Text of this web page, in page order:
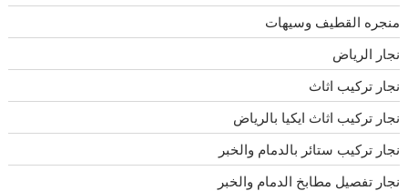
منجره القطيف وسيهات
نجار الرياض
نجار تركيب اثاث
نجار تركيب اثاث ايكيا بالرياض
نجار تركيب ستائر بالدمام والخبر
نجار تفصيل مطابخ الدمام والخبر